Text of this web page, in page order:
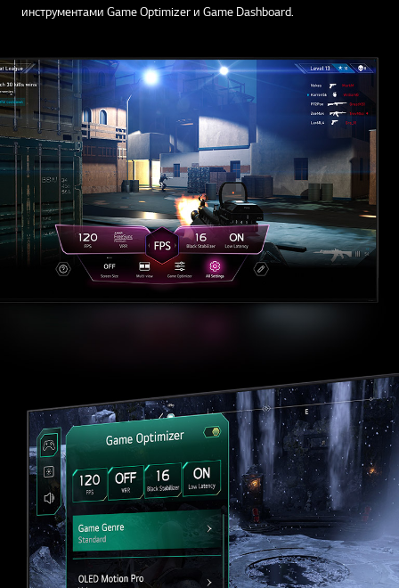
инструментами Game Optimizer и Game Dashboard.